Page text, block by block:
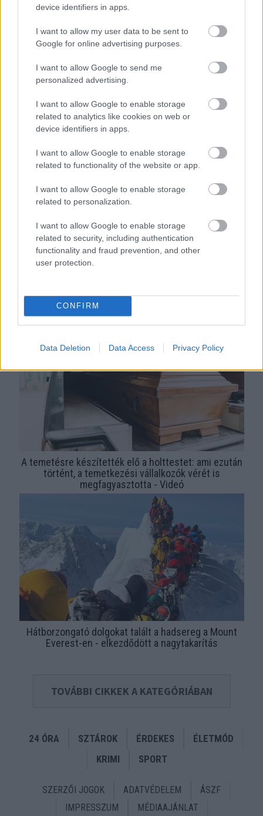
device identifiers in apps.
I want to allow my user data to be sent to
Google for online advertising purposes.
I want to allow Google to send me
personalized advertising.
I want to allow Google to enable storage
related to analytics like cookies on web or
device identifiers in apps.
I want to allow Google to enable storage
related to functionality of the website or app.
I want to allow Google to enable storage
related to personalization.
I want to allow Google to enable storage
related to security, including authentication
functionality and fraud prevention, and other
user protection.
CONFIRM
Data Deletion Data Access Privacy Policy
A bűz leplezte le a házaspárt: holttesteket gyalázott a
22 év után találták meg az eltűnt férfi holttestét -
mumifikálódott - Fotók
A temetésre készítették elő a holttestet: ami ezután
történt, a temetkezési vállalkozók vérét is
megfagyasztotta - Videó
Hátborzongató dolgokat talált a hadsereg a Mount
Everest-en - elkezdődött a nagytakarítás
TOVÁBBI CIKKEK A KATEGÓRIÁBAN
24 ÓRA SZTÁROK ÉRDEKES
ÉLETMÓD
KRIMI
SPORT
SZERZŐI JOGOK ADATVÉDELEM
ÁSZF
IMPRESSZUM
MÉDIAAJÁNLAT